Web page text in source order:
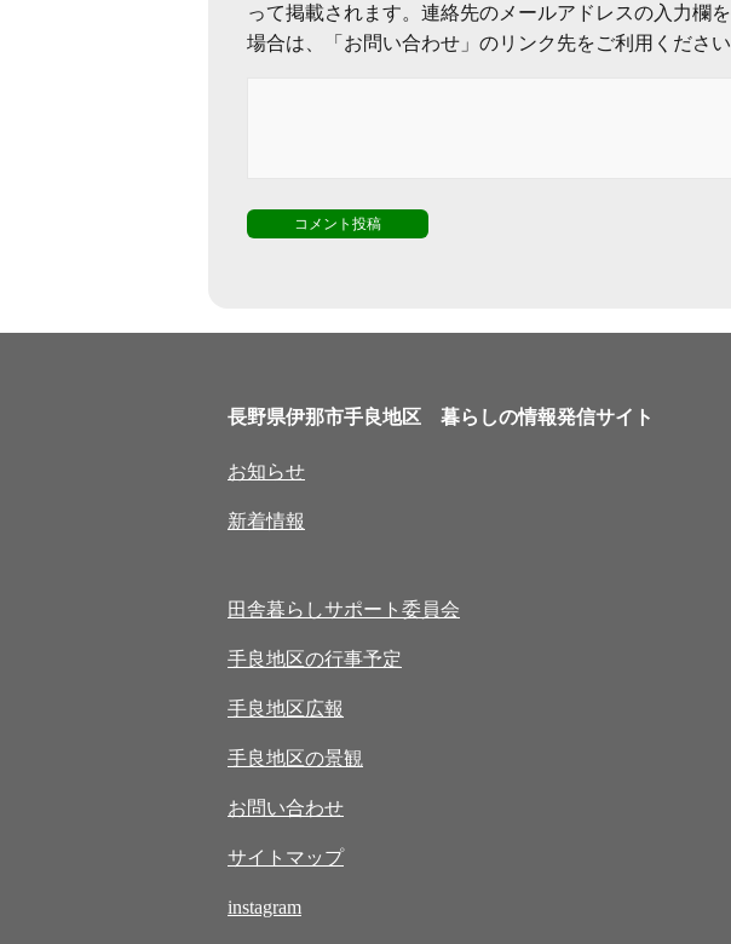
って掲載されます。連絡先のメールアドレスの入力欄
場合は、「お問い合わせ」のリンク先をご利用くださ
長野県伊那市手良地区 暮らしの情報発信サイト
お知らせ
新着情報
田舎暮らしサポート委員会
手良地区の行事予定
手良地区広報
手良地区の景観
お問い合わせ
サイトマップ
instagram